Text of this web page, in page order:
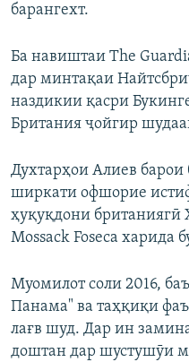
барангехт.
Ба навиштаи The
дар минтақаи
наздикии қасри
Британия ҷойгир
Духтарҳои Алиев барои
ширкати офшорие
ҳуқуқдони
Mossaсk Foseca харида
Муомилот соли 2016,
Панама" ва таҳқиқи
лағв шуд. Дар ин
доштан дар шустушӯи